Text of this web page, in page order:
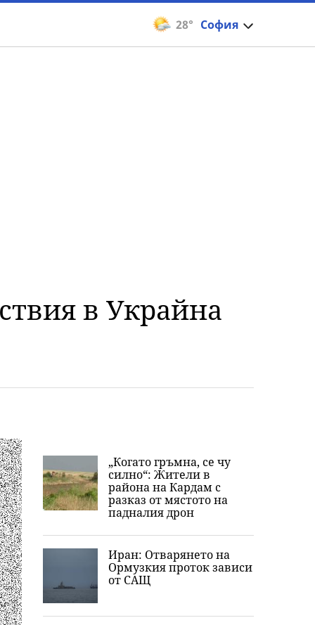
28° София
в Украйна
„Когато гръмна, се чу
силно“: Жители в
района на Кардам с
разказ от мястото на
падналия дрон
Иран: Отварянето на
Ормузкия проток зависи
от САЩ